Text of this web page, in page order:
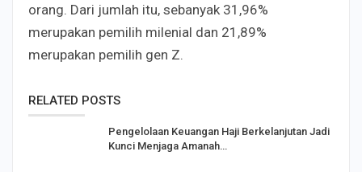
orang. Dari jumlah itu, sebanyak 31,96%
merupakan pemilih milenial dan 21,89%
merupakan pemilih gen Z.
RELATED POSTS
Pengelolaan Keuangan Haji Berkelanjutan Jadi
Kunci Menjaga Amanah…